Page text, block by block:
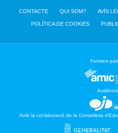
CONTACTE QUI SOM? AVÍS
POLÍTICA DE COOKIES
Formem
Amb la col·laboració de la Conselleria